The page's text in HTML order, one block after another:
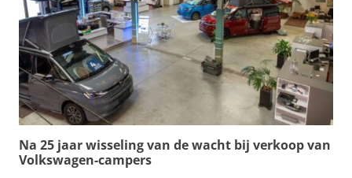
Na 25 jaar wisseling van de wacht bij verkoop van
Volkswagen-campers